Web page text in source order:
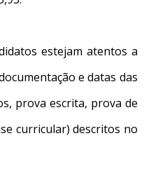
estejam atentos a
e datas das
prova escrita, prova de
curricular) descritos no